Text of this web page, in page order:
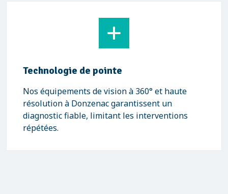
Technologie de pointe
Nos équipements de vision à 360° et haute
résolution à Donzenac garantissent un
diagnostic fiable, limitant les interventions
répétées.